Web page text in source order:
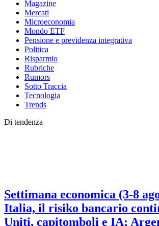
Magazine
Mercati
Microeconomia
Mondo ETF
Pensione e previdenza integrativa
Politica
Risparmio
Rubriche
Rumors
Sotto Traccia
Tecnologia
Trends
Di tendenza
Settimana economica (3-8
Italia, il risiko bancario
Uniti, capitomboli e IA;